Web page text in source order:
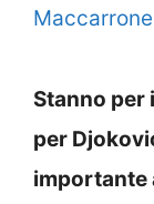
Maccarrone
Stanno per
per
importante